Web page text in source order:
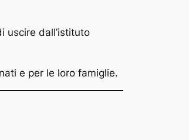
uscire dall’istituto
e per le loro famiglie.